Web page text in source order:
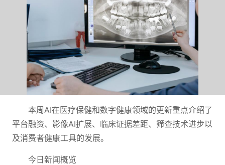
本周AI在医疗保健和数字健康领域的更新重点介绍了
平台融资、影像AI扩展、临床证据差距、筛查技术进步以
及消费者健康工具的发展。
今日新闻概览